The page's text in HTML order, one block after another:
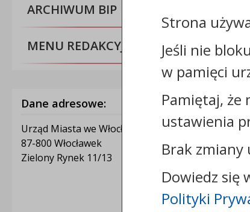
ARCHIWUM BIP
MENU REDAKCYJNE
Dane adresowe:
Urząd Miasta we Włocławku
87-800 Włocławek
Zielony Rynek 11/13
Strona
Jeśli nie
w pamięci
Pamiętaj, że
ustawienia
Brak zmiany
Dowiedz się
Polityki